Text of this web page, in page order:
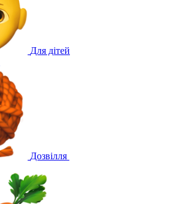
Для дітей
Дозвілля